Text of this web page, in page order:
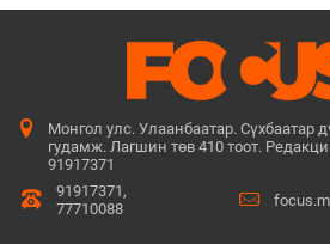
Монгол улс. Улаанбаатар. Сүхбаатар
гудамж. Лагшин төв 410 тоот.
91917371
91917371,
77710088